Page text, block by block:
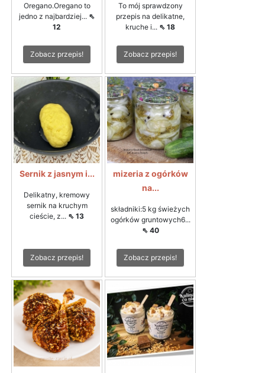
Oregano.Oregano to
jedno z najbardziej... ⇖
12
Zobacz przepis!
To mój sprawdzony
przepis na delikatne,
kruche i... ⇖ 18
Zobacz przepis!
Sernik z jasnym i...
Delikatny, kremowy
sernik na kruchym
cieście, z... ⇖ 13
Zobacz przepis!
mizeria z ogórków
na...
składniki:5 kg świeżych
ogórków gruntowych6...
⇖ 40
Zobacz przepis!